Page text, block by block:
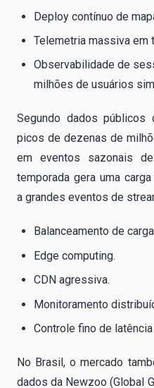
Deploy contínuo de
Telemetria massiva em
Observabilidade de
milhões de usuários
Segundo dados públicos
picos de dezenas de
em eventos sazonais
temporada gera uma
a grandes eventos de
Balanceamento de
Edge computing.
CDN agressiva.
Monitoramento
Controle fino de
No Brasil, o mercado
dados da Newzoo (Global